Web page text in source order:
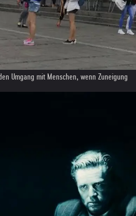
Umgang mit Menschen, wenn Zuneigung